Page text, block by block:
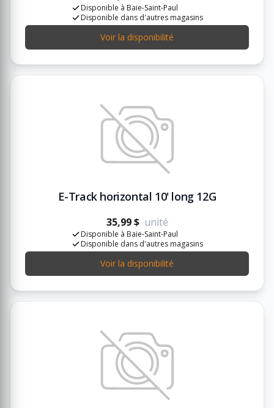
Disponible à Baie-Saint-Paul
Disponible dans d'autres magasins
Voir la disponibilité
E-Track horizontal 10' long 12G
35,99 $ unité
Disponible à Baie-Saint-Paul
Disponible dans d'autres magasins
Voir la disponibilité